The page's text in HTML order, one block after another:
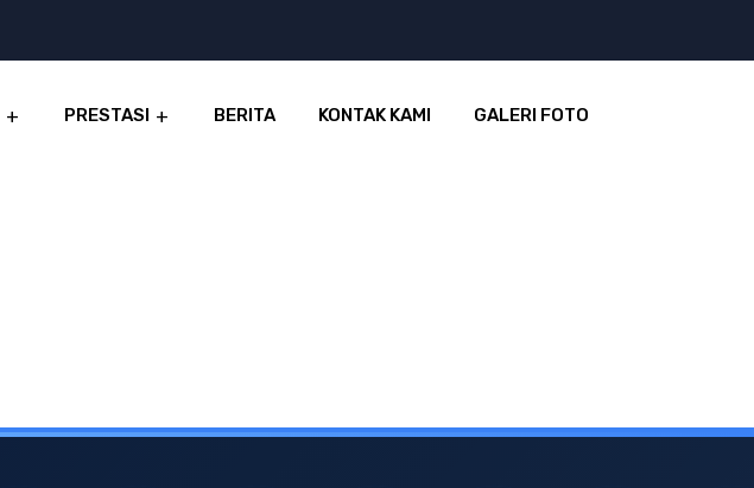
PRESTASI BERITA KONTAK KAMI GALERI FOTO